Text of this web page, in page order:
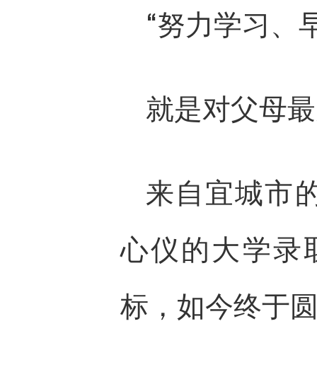
“努力学习、
就是对父母
来自宜城市
心仪的大学录
标，如今终于